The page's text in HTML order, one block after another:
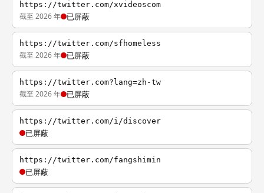
https://twitter.com/xvideoscom
截至 2026 年 已屏蔽
https://twitter.com/sfhomeless
截至 2026 年 已屏蔽
https://twitter.com?lang=zh-tw
截至 2026 年 已屏蔽
https://twitter.com/i/discover
已屏蔽
https://twitter.com/fangshimin
已屏蔽